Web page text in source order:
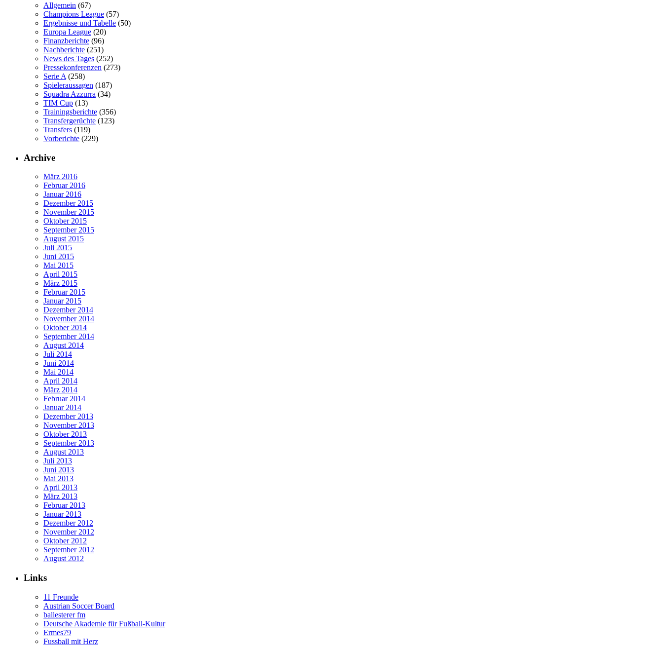
Allgemein (67)
Champions League (57)
Ergebnisse und Tabelle (50)
Europa League (20)
Finanzberichte (96)
Nachberichte (251)
News des Tages (252)
Pressekonferenzen (273)
Serie A (258)
Spieleraussagen (187)
Squadra Azzurra (34)
TIM Cup (13)
Trainingsberichte (356)
Transfergerüchte (123)
Transfers (119)
Vorberichte (229)
Archive
März 2016
Februar 2016
Januar 2016
Dezember 2015
November 2015
Oktober 2015
September 2015
August 2015
Juli 2015
Juni 2015
Mai 2015
April 2015
März 2015
Februar 2015
Januar 2015
Dezember 2014
November 2014
Oktober 2014
September 2014
August 2014
Juli 2014
Juni 2014
Mai 2014
April 2014
März 2014
Februar 2014
Januar 2014
Dezember 2013
November 2013
Oktober 2013
September 2013
August 2013
Juli 2013
Juni 2013
Mai 2013
April 2013
März 2013
Februar 2013
Januar 2013
Dezember 2012
November 2012
Oktober 2012
September 2012
August 2012
Links
11 Freunde
Austrian Soccer Board
ballesterer fm
Deutsche Akademie für Fußball-Kultur
Ermes79
Fussball mit Herz